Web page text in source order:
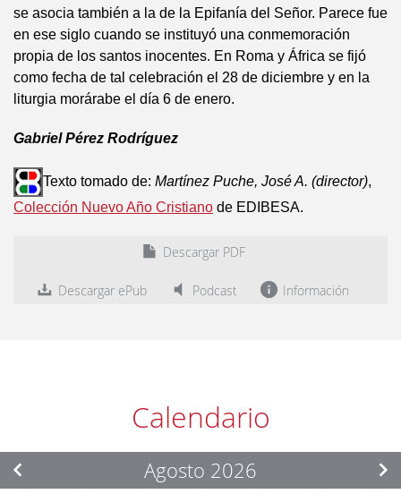
se asocia también a la de la Epifanía del Señor. Parece fue
en ese siglo cuando se instituyó una conmemoración
propia de los santos inocentes. En Roma y África se fijó
como fecha de tal celebración el 28 de diciembre y en la
liturgia morárabe el día 6 de enero.
Gabriel Pérez Rodríguez
Texto tomado de: Martínez Puche, José A. (director),
Colección Nuevo Año Cristiano de EDIBESA.
Descargar PDF
Descargar ePub Podcast Información
Calendario
Agosto 2026